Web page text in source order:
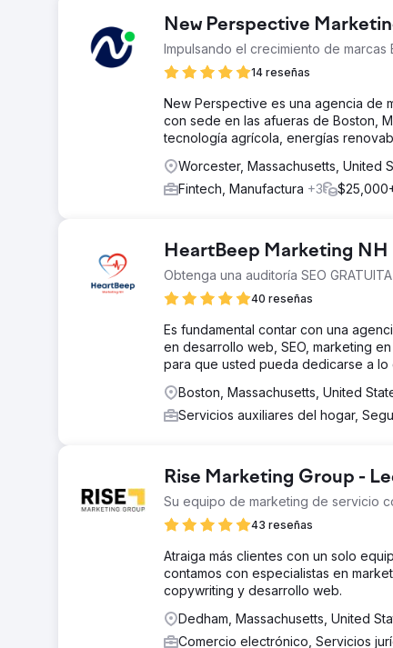
New Perspective
Impulsando el crecimiento de marcas
14 reseñas
New Perspective es una agencia de
con sede en las afueras de Boston,
tecnología agrícola, energías
Worcester, Massachusetts, United
Fintech, Manufactura +3
HeartBeep Marketing NH
Obtenga una auditoría SEO
40 reseñas
Es fundamental contar con una
en desarrollo web, SEO, marketing
para que usted pueda dedicarse a lo
Boston, Massachusetts, United
Servicios auxiliares del hogar,
Rise Marketing Group -
Su equipo de marketing de servicio
43 reseñas
Atraiga más clientes con un solo
contamos con especialistas en
copywriting y desarrollo web.
Dedham, Massachusetts, United
Comercio electrónico, Servicios